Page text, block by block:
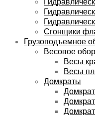
Сгонщики
Грузоподъемное
Весовое
Весы
Весы
Домкраты